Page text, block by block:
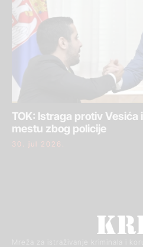
TOK: Istraga protiv Vesića
mestu zbog policije
30. jul 2026.
Mreža za istraživanje kriminala i